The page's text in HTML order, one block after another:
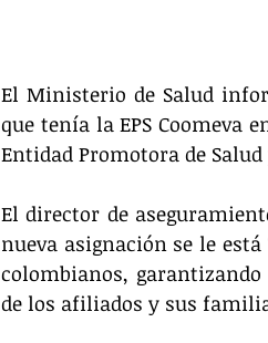
El Ministerio de Salud
que tenía la EPS Coomeva
Entidad Promotora de
El director de
nueva asignación se le
colombianos,
de los afiliados y sus